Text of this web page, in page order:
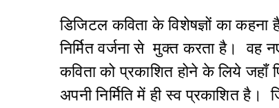
डिजिटल कविता के विशेषज्ञों का कहना
निर्मित वर्जना से मुक्त करता है। वह
कविता को प्रकाशित होने के लिये जहाँ
अपनी निर्मिति में ही स्व प्रकाशित है।